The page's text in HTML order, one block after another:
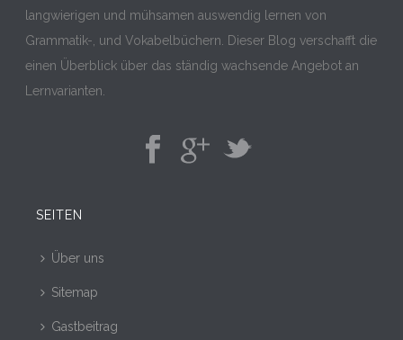
langwierigen und mühsamen auswendig lernen von
Grammatik-, und Vokabelbüchern. Dieser Blog verschafft die
einen Überblick über das ständig wachsende Angebot an
Lernvarianten.
SEITEN
Über uns
Sitemap
Gastbeitrag